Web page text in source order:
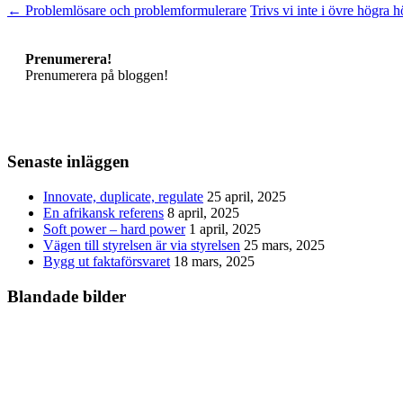
← Problemlösare och problemformulerare Trivs vi inte i övre högra
Prenumerera!
Prenumerera på bloggen!
Senaste inläggen
Innovate, duplicate, regulate 25 april, 2025
En afrikansk referens 8 april, 2025
Soft power – hard power 1 april, 2025
Vägen till styrelsen är via styrelsen 25 mars, 2025
Bygg ut faktaförsvaret 18 mars, 2025
Blandade bilder